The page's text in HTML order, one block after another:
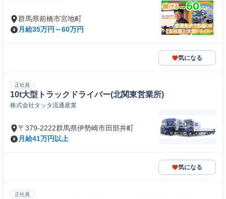
群馬県前橋市宮地町
月給35万円～60万円
気になる
正社員
10t大型トラックドライバー(北関東営業所)
株式会社タッタ流通産業
〒379-2222群馬県伊勢崎市田部井町
月給41万円以上
気になる
正社員